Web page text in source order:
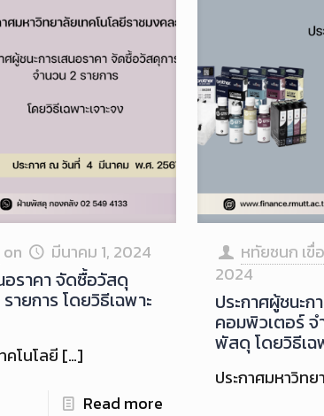
on มีนาคม 1, 2024
อราคา จัดซื้อวัสดุ
ายการ โดยวิธีเฉพาะ
คโนโลยี […]
Read more
หทัยชนก เขื่
2024
ประกาศผู้ชนะ
คอมพิวเตอร์ จ
พัสดุ โดยวิธีเฉ
ประกาศมหาวิทย